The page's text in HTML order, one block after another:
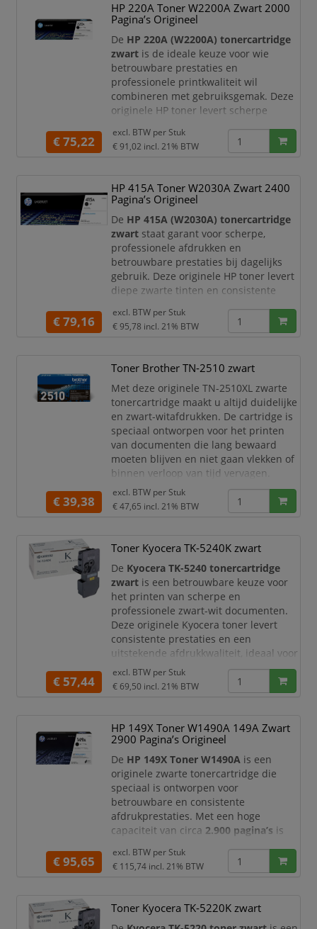
pagina’sis deze tonercartridge perfect
geschikt voor thuiswerkplekken en
kleine tot middelgrote kantoren
HP 220A Toner W2200A Zwart 2000
Pagina’s Origineel
De HP 220A (W2200A) tonercartridge
zwart is de ideale keuze voor wie
betrouwbare prestaties en
professionele printkwaliteit wil
combineren met gebruiksgemak. Deze
originele HP toner levert scherpe
waardoor uw documenten altijd een
nette en representatieve uitstraling
Met een capaciteit tot circa2.000
pagina’s is deze tonercartridge perfect
geschikt voor thuiswerkplekken en
kleine tot middelgrote kantore
€ 75,22
excl. BTW per Stuk
€ 91,02 incl. 21% BTW
HP 415A Toner W2030A Zwart 2400
Pagina’s Origineel
De HP 415A (W2030A) tonercartridge
zwart staat garant voor scherpe,
professionele afdrukken en
betrouwbare prestaties bij dagelijks
gebruik. Deze originele HP toner levert
diepe zwarte tinten en consistente
documenten en presentaties.
voor kantoren en thuiswerkplekken met
een gemiddeld printvolume. U
profiteert van efficiënte presta
€ 79,16
excl. BTW per Stuk
€ 95,78 incl. 21% BTW
Toner Brother TN-2510 zwart
Met deze originele TN-2510XL zwarte
tonercartridge maakt u altijd duidelijke
en zwart-witafdrukken. De cartridge is
speciaal ontworpen voor het printen
van documenten die lang bewaard
moeten blijven en niet gaan vlekken of
binnen verloop van tijd vervagen.
Brother houdt rekening met de milieu-
impact van cartridges in elke
cartridges worden geproduceerd om
het milieu z
€ 39,38
excl. BTW per Stuk
€ 47,65 incl. 21% BTW
Toner Kyocera TK-5240K zwart
De Kyocera TK-5240 tonercartridge
zwart is een betrouwbare keuze voor
het printen van scherpe en
professionele zwart-wit documenten.
Deze originele Kyocera toner levert
consistente prestaties en een
uitstekende afdrukkwaliteit, ideaal voor
zowel kantooromgevingen als
thuisgebruik.
waardoor al uw documenten er
representatief en professioneel uitzien.
Dankzij de efficiënte tec
€ 57,44
excl. BTW per Stuk
€ 69,50 incl. 21% BTW
HP 149X Toner W1490A 149A Zwart
2900 Pagina’s Origineel
De HP 149X Toner W1490A is een
originele zwarte tonercartridge die
speciaal is ontworpen voor
betrouwbare en consistente
afdrukprestaties. Met een hoge
capaciteit van circa 2.900 pagina’s is
kantooromgevingen als thuisgebruik
waar regelmatig wordt geprint. U bent
zwarttinten en professionele
documenten bij elke afdruk.
€ 95,65
excl. BTW per Stuk
€ 115,74 incl. 21% BTW
Toner Kyocera TK-5220K zwart